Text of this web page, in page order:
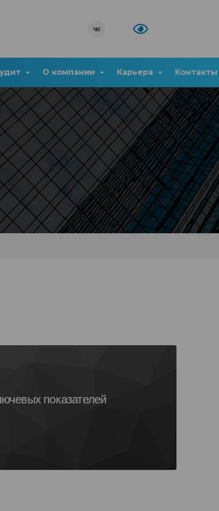
О компании Карьера Контакты
показателей